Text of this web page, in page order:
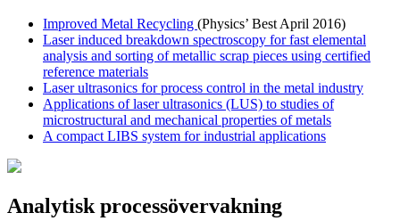
Improved Metal Recycling (Physics’ Best April 2016)
Laser induced breakdown spectroscopy for fast elemental
analysis and sorting of metallic scrap pieces using certified
reference materials
Laser ultrasonics for process control in the metal industry
Applications of laser ultrasonics (LUS) to studies of
microstructural and mechanical properties of metals
A compact LIBS system for industrial applications
Analytisk processövervakning